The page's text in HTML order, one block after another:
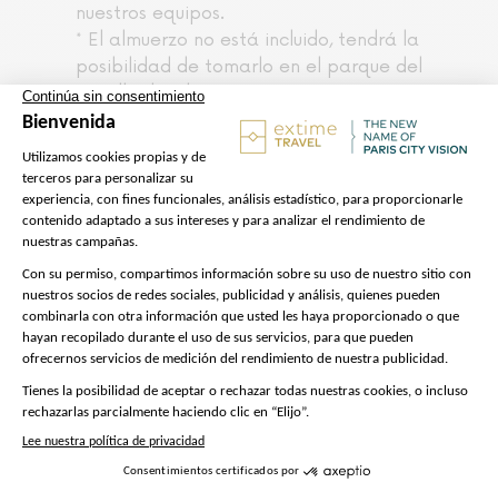
nuestros equipos.
* El almuerzo no está incluido, tendrá la
posibilidad de tomarlo en el parque del
castillo de Chenonceau.
* El orden de visita de los castillos
puede cambiar (Chambord por la
mañana en verano)
Leer más....
El precio no incluye
Preparación de la visita